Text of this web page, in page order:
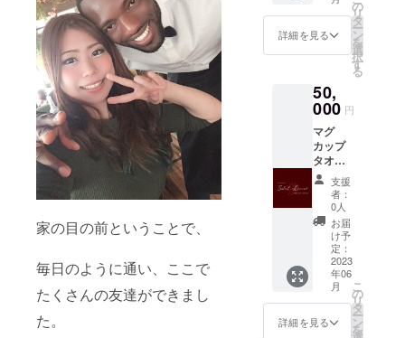
家の目の前ということで、
毎日のように通い、ここで
たくさんの友達ができまし
た。
和国産
のコン
ゴ 芳し
ろやか
な コク
と香り
の両方
を楽し
み切れ
る贅沢
なコー
ヒー
使用し
ている
焼き菓
子もあ
す。
詳細を見る
の
リ
タ
ー
ン
を
選
択
す
る
50,
000 円
マグ
カップ
タオル
焼菓子
20個 ド
リップ
パック
コー
ヒー５
袋 エコ
バッグ
（大）
特定原
材料:小
麦
支援
者：
0人
お届
け予
定：
2023
年06
月
詳細を見る
こ
の
リ
タ
ー
ン
を